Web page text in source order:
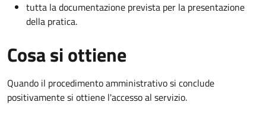
tutta la documentazione prevista per la presentazione
della pratica.
Cosa si ottiene
Quando il procedimento amministrativo si conclude
positivamente si ottiene l'accesso al servizio.